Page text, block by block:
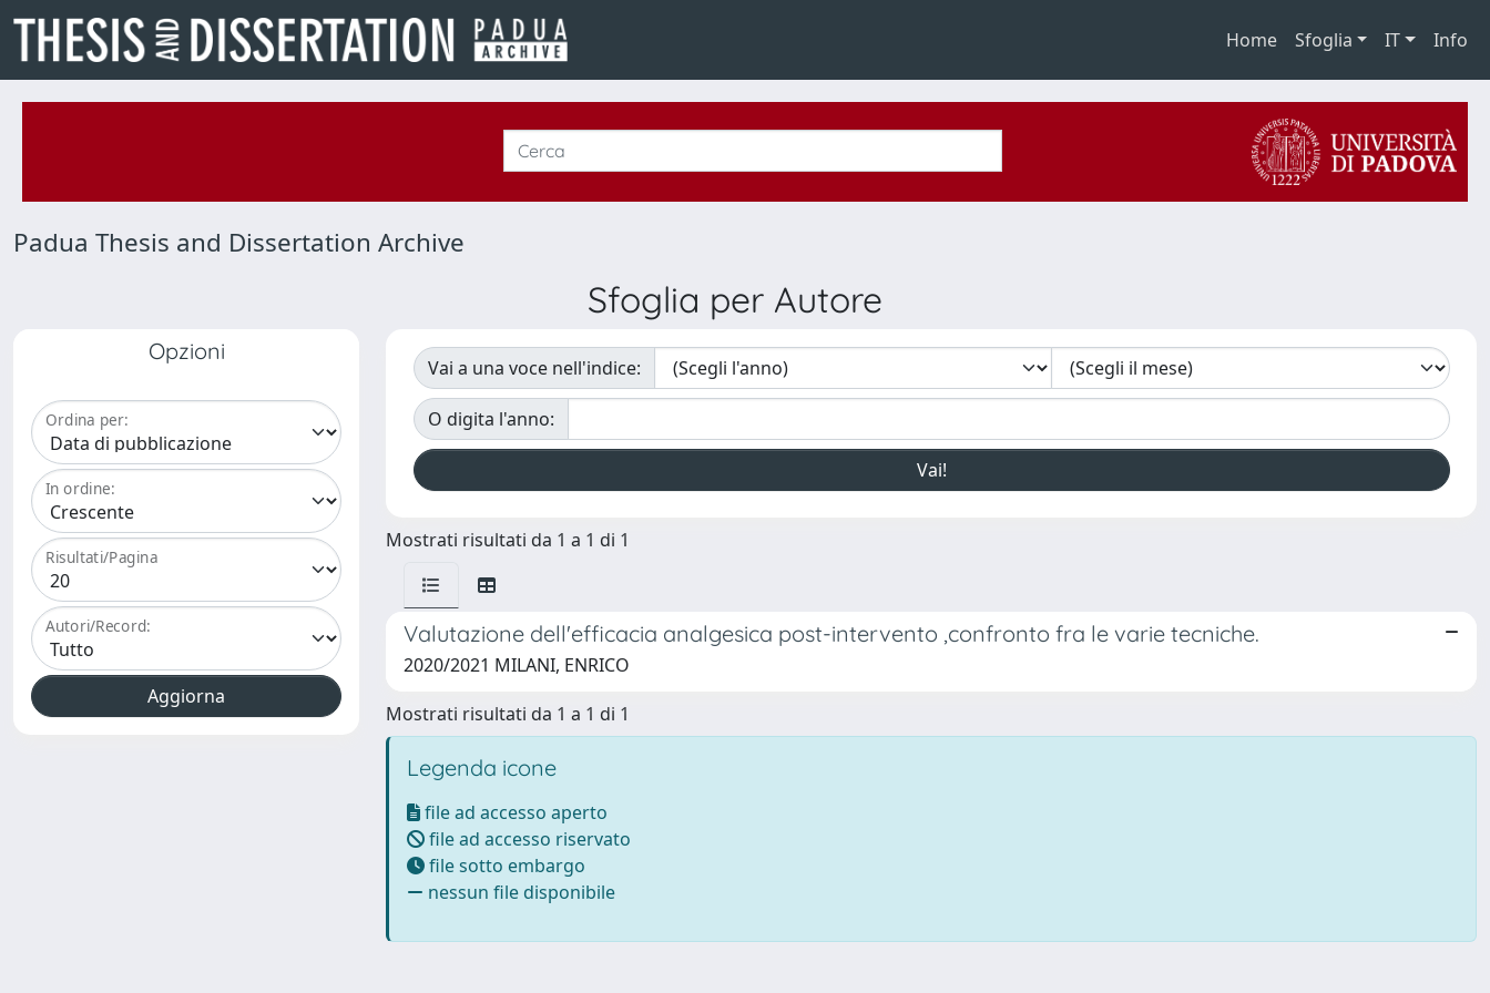
Home Sfoglia IT Info
Padua Thesis and Dissertation Archive
Sfoglia per Autore
Opzioni
Ordina per:
In ordine:
Risultati/Pagina
Autori/Record:
Vai a una voce nell'indice:
O digita l'anno:
Mostrati risultati da 1 a 1 di 1
Valutazione dell'efficacia analgesica post-intervento ,confronto fra le varie tecniche.
2020/2021 MILANI, ENRICO
Mostrati risultati da 1 a 1 di 1
Legenda icone
file ad accesso aperto
file ad accesso riservato
file sotto embargo
nessun file disponibile